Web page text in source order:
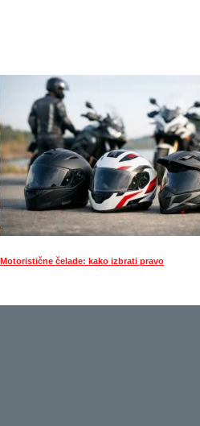
Motoristične čelade: kako izbrati pravo